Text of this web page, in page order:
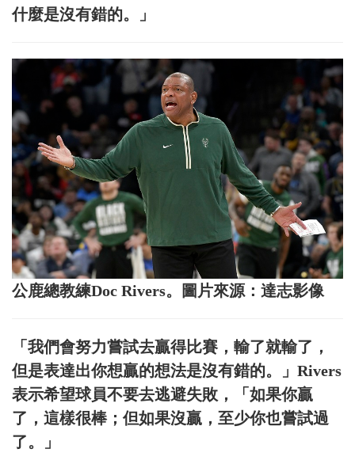
什麼是沒有錯的。」
公鹿總教練Doc Rivers。圖片來源：達志影像
「我們會努力嘗試去贏得比賽，輸了就輸了，
但是表達出你想贏的想法是沒有錯的。」Rivers
表示希望球員不要去逃避失敗，「如果你贏
了，這樣很棒；但如果沒贏，至少你也嘗試過
了。」